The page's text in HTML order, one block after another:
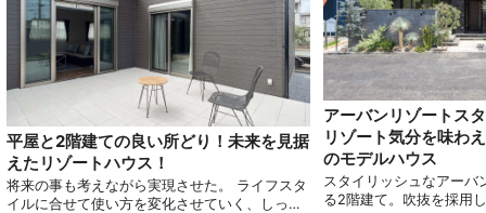
平屋と2階建ての良い所どり！未来を見据
えたリゾートハウス！
将来の事も考えながら実現させた。 ライフスタ
イルに合せて使い方を変化させていく、しっく
アーバンリゾートス
リゾート気分を味わ
のモデルハウス
スタイリッシュなアーバ
る2階建て。吹抜を採用